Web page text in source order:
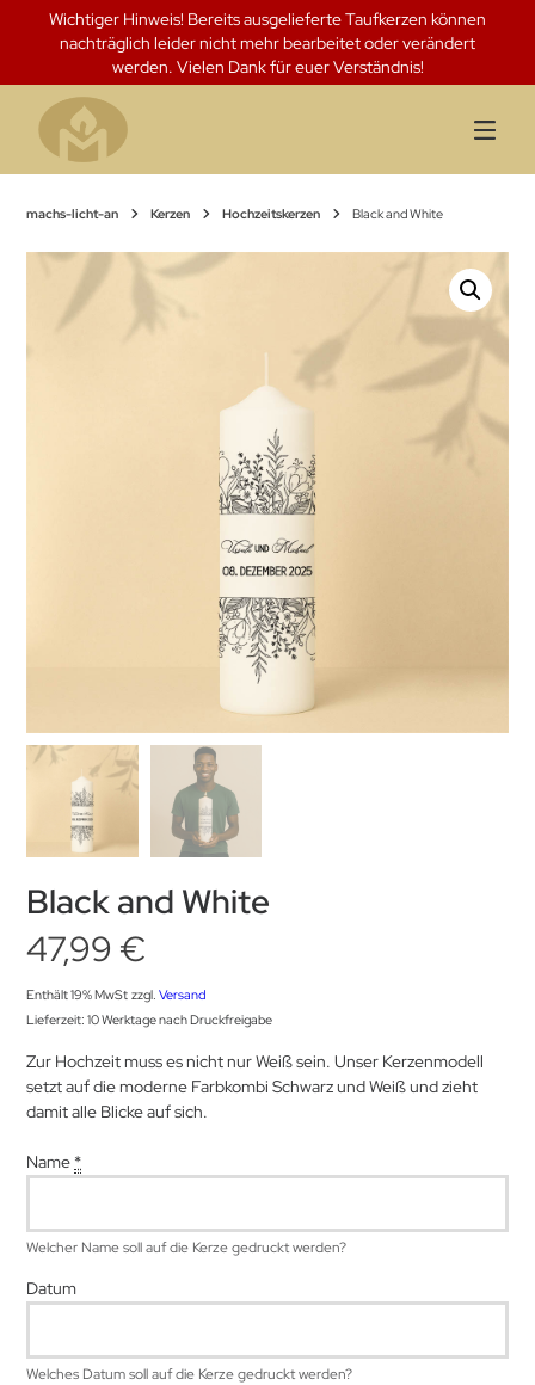
Springen
Inhalt
Wichtiger Hinweis! Bereits ausgelieferte Taufkerzen können
nachträglich leider nicht mehr bearbeitet oder verändert
werden. Vielen Dank für euer Verständnis!
machs-licht-an Kerzen Hochzeitskerzen Black and White
Black and White
47,99 €
Enthält 19% MwSt zzgl.Versand
Lieferzeit: 10 Werktage nach Druckfreigabe
Zur Hochzeit muss es nicht nur Weiß sein. Unser Kerzenmodell
setzt auf die moderne Farbkombi Schwarz und Weiß und zieht
damit alle Blicke auf sich.
Name *
Welcher Name soll auf die Kerze gedruckt werden?
Datum
Welches Datum soll auf die Kerze gedruckt werden?